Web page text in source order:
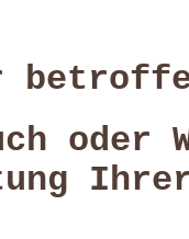
oder